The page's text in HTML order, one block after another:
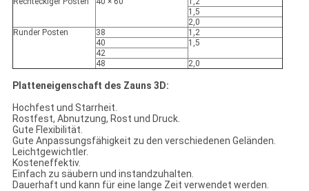
1,5
2,0
Runder Posten
38
1,2
40
1,5
42
48
2,0
Platteneigenschaft des Zauns 3D:
Hochfest und Starrheit.
Rostfest, Abnutzung, Rost und Druck.
Gute Flexibilität.
Gute Anpassungsfähigkeit zu den verschiedenen Geländen.
Leichtgewichtler.
Kosteneffektiv.
Einfach zu säubern und instandzuhalten.
Dauerhaft und kann für eine lange Zeit verwendet werden.